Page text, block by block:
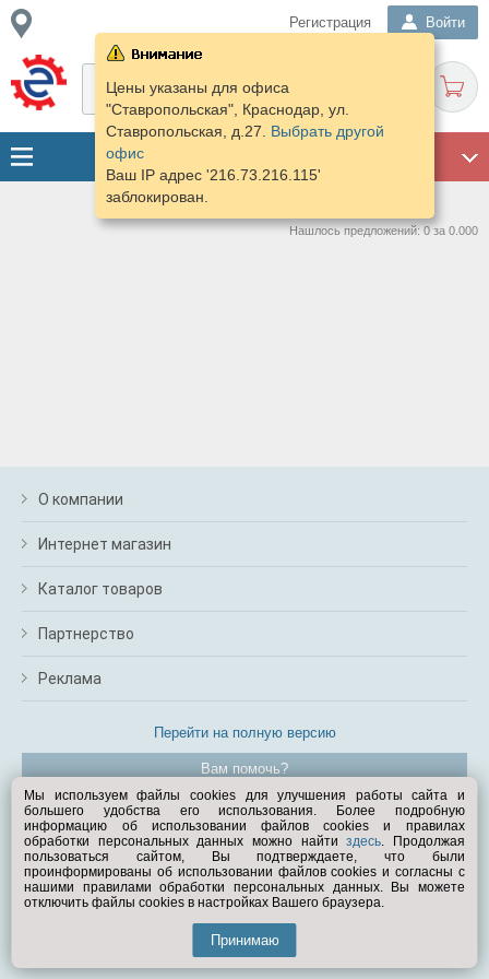
Регистрация Войти
Цены указаны для офиса
"Ставропольская", Краснодар, ул.
Ставропольская, д.27. Выбрать другой
офис
Ваш IP адрес '216.73.216.115'
заблокирован.
Нашлось предложений: 0 за 0.000
О компании
Интернет магазин
Каталог товаров
Партнерство
Реклама
Перейти на полную версию
Вам помочь?
© Exist.ru 1998—2026
Мы используем файлы cookies для улучшения работы сайта и
большего удобства его использования. Более подробную
информацию об использовании файлов cookies и правилах
обработки персональных данных можно найтиздесь. Продолжая
пользоваться сайтом, Вы подтверждаете, что были
проинформированы об использовании файлов cookies и согласны с
нашими правилами обработки персональных данных. Вы можете
отключить файлы cookies в настройках Вашего браузера.
Принимаю